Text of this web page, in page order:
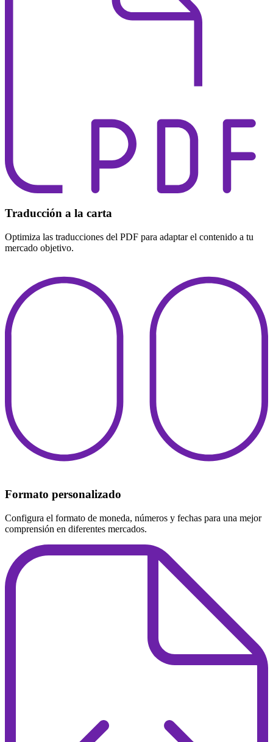
Traducción a la carta
Optimiza las traducciones del PDF para adaptar el contenido a tu
mercado objetivo.
Formato personalizado
Configura el formato de moneda, números y fechas para una mejor
comprensión en diferentes mercados.